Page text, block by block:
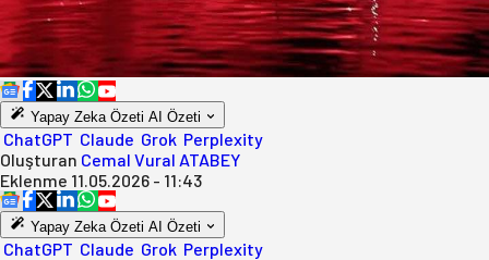
Yapay Zeka Özeti AI Özeti
ChatGPT Claude Grok Perplexity
Oluşturan Cemal Vural ATABEY
Eklenme 11.05.2026 - 11:43
Yapay Zeka Özeti AI Özeti
ChatGPT Claude Grok Perplexity